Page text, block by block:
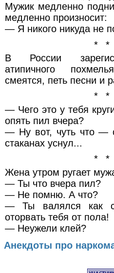
Мужик медленно
медленно произносит:
— Я никого никуда не
* *
В России
атипичного
смеятся, петь песни и
* *
— Чего это у тебя
опять пил вчера?
— Ну вот, чуть что —
стаканах уснул...
* *
Жена утром ругает
— Ты что вчера пил?
— Не помню. А что?
— Ты валялся как
оторвать тебя от пола!
— Неужели клей?
Анекдоты про